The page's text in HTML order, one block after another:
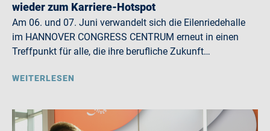
wieder zum Karriere-Hotspot
Am 06. und 07. Juni verwandelt sich die Eilenriedehalle
im HANNOVER CONGRESS CENTRUM erneut in einen
Treffpunkt für alle, die ihre berufliche Zukunft…
WEITERLESEN